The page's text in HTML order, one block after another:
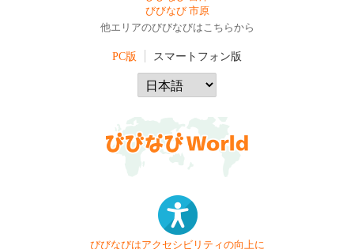
びびなび 市原
他エリアのびびなびはこちらから
PC版 スマートフォン版
びびなびはアクセシビリティの向上に